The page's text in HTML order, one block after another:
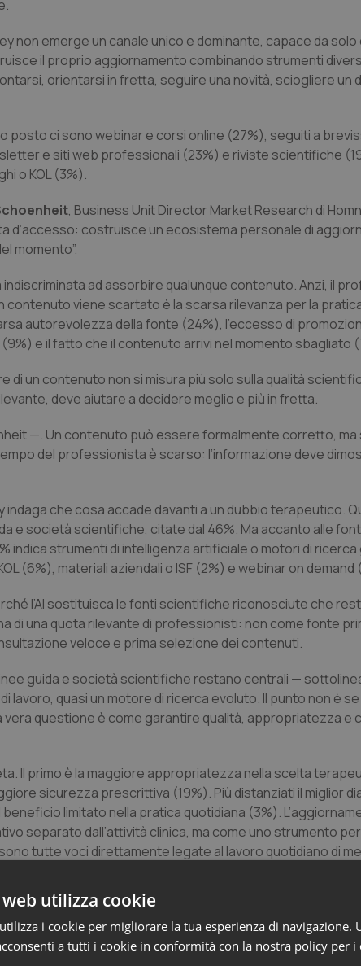
non emerge un canale unico e dominante, capace da solo
il proprio aggiornamento combinando strumenti
orientarsi in fretta, seguire una novità, sciogliere un
posto ci sono webinar e corsi online (27%), seguiti a
e siti web professionali (23%) e riviste scientifiche
o KOL (3%).
, Business Unit Director Market Research di
d’accesso: costruisce un ecosistema personale di
momento”.
ad assorbire qualunque contenuto. Anzi, il
viene scartato è la scarsa rilevanza per la
autorevolezza della fonte (24%), l’eccesso di
e il fatto che il contenuto arrivi nel momento sbagliato
di un contenuto non si misura più solo sulla qualità
deve aiutare a decidere meglio e più in fretta.
—. Un contenuto può essere formalmente corretto, ma
del professionista è scarso: l’informazione deve
che cosa accade davanti a un dubbio terapeutico.
e società scientifiche, citate dal 46%. Ma accanto alle
indica strumenti di intelligenza artificiale o motori di ricerca
(6%), materiali aziendali o ISF (2%) e webinar on demand
l’AI sostituisca le fonti scientifiche riconosciute che
di una quota rilevante di professionisti: non come fonte
veloce e prima selezione dei contenuti.
guida e società scientifiche restano centrali —
lavoro, quasi un motore di ricerca evoluto. Il punto non è se
questione è come garantire qualità, appropriatezza e
Il primo è la maggiore appropriatezza nella scelta
sicurezza prescrittiva (19%). Più distanziati il miglior
limitato nella pratica quotidiana (3%).
separato dall’attività clinica, ma come uno strumento
tutte voci direttamente legate al lavoro quotidiano di
più accessibilità, più fruibilità. Il formato più
seguito dai webinar brevi on demand (18%) e dai casi
il 16%, gli incontri one-to-one ad alto contenuto
utilizza cookie
i cookie per migliorare la tua esperienza di navigazione.
a tutti i cookie in conformità con la nostra policy per i